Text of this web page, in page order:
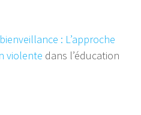
: L’approche
violente dans l’éducation